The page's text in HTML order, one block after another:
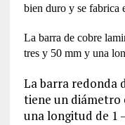
bien duro y se fabrica
La barra de cobre
tres y 50 mm y una
La barra redonda
tiene un diámetro
una longitud de 1